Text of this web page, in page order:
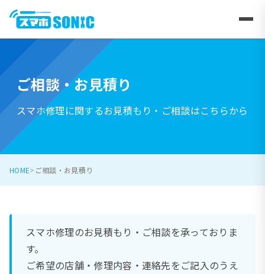
ご相談・お見積り
スマホ修理に関するお見積もり・ご相談はこちらから
HOME ご相談・お見積り
スマホ修理のお見積もり・ご相談を承っておりま
す。
ご希望の店舗・修理内容・連絡先をご記入のうえ